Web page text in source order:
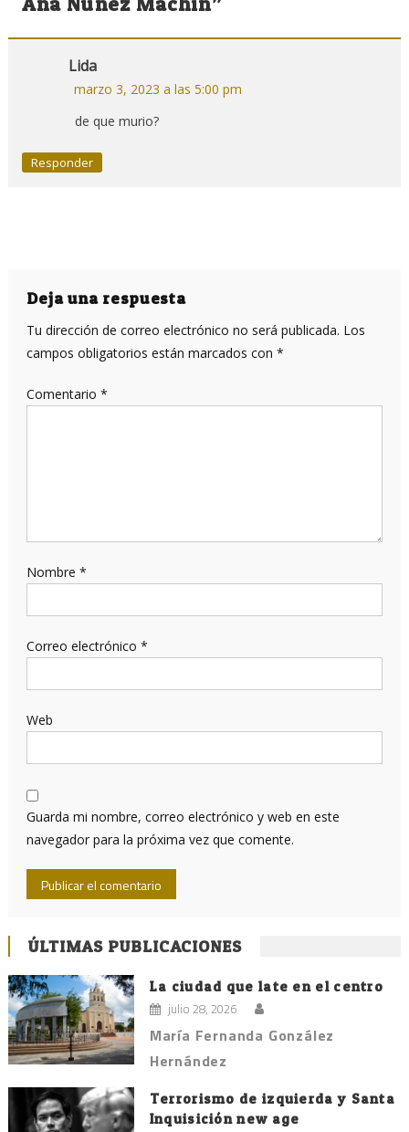
Lida
marzo 3, 2023 a las 5:00 pm
de que murio?
Responder
Deja una respuesta
Tu dirección de correo electrónico no será publicada. Los
campos obligatorios están marcados con *
Comentario *
Nombre *
Correo electrónico *
Web
Guarda mi nombre, correo electrónico y web en este
navegador para la próxima vez que comente.
ÚLTIMAS PUBLICACIONES
La ciudad que late en el centro
julio 28, 2026
María Fernanda González
Hernández
Terrorismo de izquierda y Santa
Inquisición new age